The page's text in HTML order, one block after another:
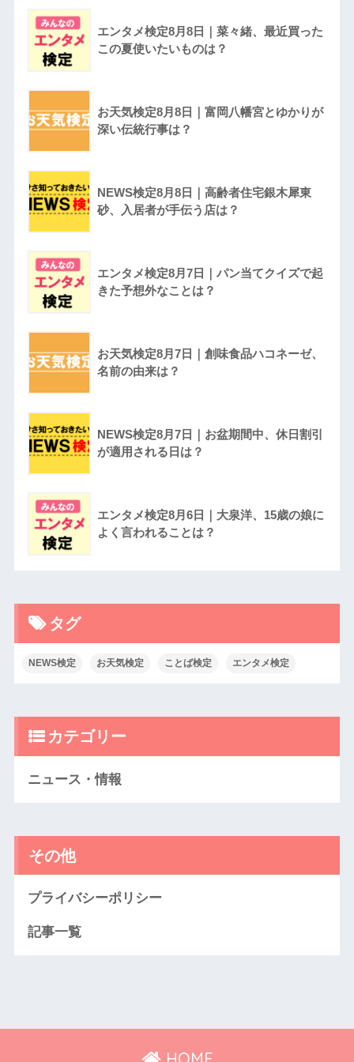
エンタメ検定8月8日｜菜々緒、最近買った
この夏使いたいものは？
お天気検定8月8日｜富岡八幡宮とゆかりが
深い伝統行事は？
NEWS検定8月8日｜高齢者住宅銀木犀東
砂、入居者が手伝う店は？
エンタメ検定8月7日｜パン当てクイズで起
きた予想外なことは？
お天気検定8月7日｜創味食品ハコネーゼ、
名前の由来は？
NEWS検定8月7日｜お盆期間中、休日割引
が適用される日は？
エンタメ検定8月6日｜大泉洋、15歳の娘に
よく言われることは？
タグ
NEWS検定 お天気検定 ことば検定 エンタメ検定
カテゴリー
ニュース・情報
その他
プライバシーポリシー
記事一覧